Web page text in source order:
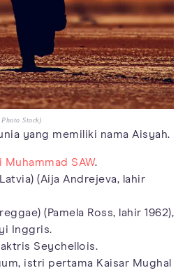
Stock)
yang memiliki nama Aisyah.
SAW.
(Aija Andrejeva, lahir
(Pamela Ross, lahir 1962),
Inggris.
Seychellois.
istri pertama Kaisar Mughal